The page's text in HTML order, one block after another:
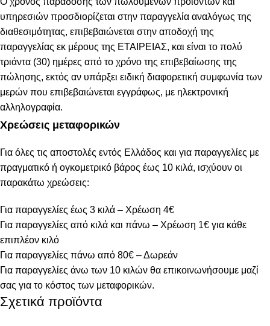
υπηρεσιών προσδιορίζεται στην παραγγελία αναλόγως της
διαθεσιμότητας, επιβεβαιώνεται στην αποδοχή της
παραγγελίας εκ μέρους της ΕΤΑΙΡΕΙΑΣ, και είναι το πολύ
τριάντα (30) ημέρες από το χρόνο της επιβεβαίωσης της
πώλησης, εκτός αν υπάρξει ειδική διαφορετική συμφωνία των
μερών που επιβεβαιώνεται εγγράφως, με ηλεκτρονική
αλληλογραφία.
Χρεώσεις μεταφορικών
Για όλες τις αποστολές εντός Ελλάδος και για παραγγελίες με
πραγματικό ή ογκομετρικό βάρος έως 10 κιλά, ισχύουν οι
παρακάτω χρεώσεις:
Για παραγγελίες έως 3 κιλά – Χρέωση 4€
Για παραγγελίες από κιλά και πάνω – Χρέωση 1€ για κάθε
επιπλέον κιλό
Για παραγγελίες πάνω από 80€ – Δωρεάν
Για παραγγελίες άνω των 10 κιλών θα επικοινωνήσουμε μαζί
σας για το κόστος των μεταφορικών.
Σχετικά προϊόντα